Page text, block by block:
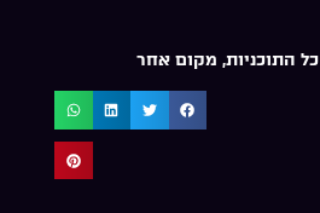
כל התוכניות, מקום אחר